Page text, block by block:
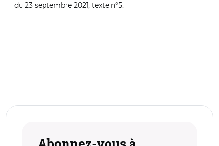
du 23 septembre 2021, texte n°5.